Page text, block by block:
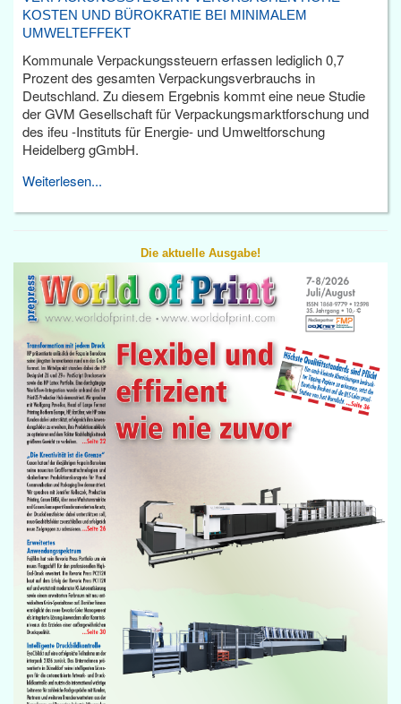
KOSTEN UND BÜROKRATIE BEI MINIMALEM
UMWELTEFFEKT
Kommunale Verpackungssteuern erfassen lediglich 0,7
Prozent des gesamten Verpackungsverbrauchs in
Deutschland. Zu diesem Ergebnis kommt eine neue Studie
der GVM Gesellschaft für Verpackungsmarktforschung und
des ifeu -Instituts für Energie- und Umweltforschung
Heidelberg gGmbH.
Weiterlesen...
Die aktuelle Ausgabe!